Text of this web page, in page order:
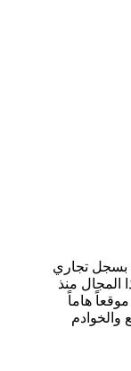
بسجل تجاري
المجال منذ
موقعاً هاماً
والخوادم